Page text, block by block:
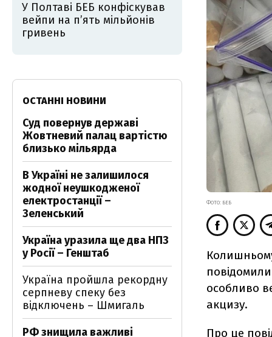
ФОТО: БЕБ
особливо
акцизу.
Про це
У Полтаві БЕБ конфіскував
вейпи на п’ять мільйонів
гривень
ОСТАННІ НОВИНИ
Суд повернув державі
Жовтневий палац вартістю
близько мільярда
В Україні не залишилося
жодної неушкодженої
електростанції –
Зеленський
Україна уразила ще два НПЗ
у Росії – Генштаб
Україна пройшла рекордну
серпневу спеку без
відключень – Шмигаль
РФ знищила важливі